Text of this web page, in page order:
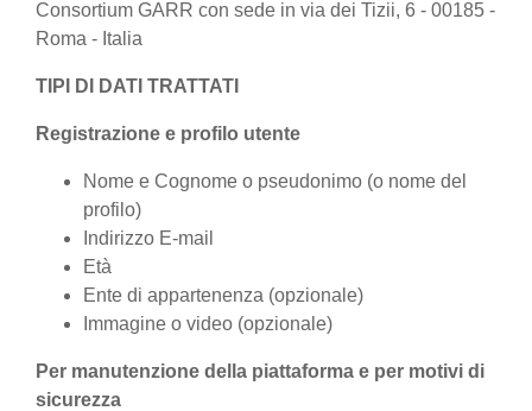
Consortium GARR con sede in via dei Tizii, 6 - 00185 -
Roma - Italia
TIPI DI DATI TRATTATI
Registrazione e profilo utente
Nome e Cognome o pseudonimo (o nome del
profilo)
Indirizzo E-mail
Età
Ente di appartenenza (opzionale)
Immagine o video (opzionale)
Per manutenzione della piattaforma e per motivi di
sicurezza